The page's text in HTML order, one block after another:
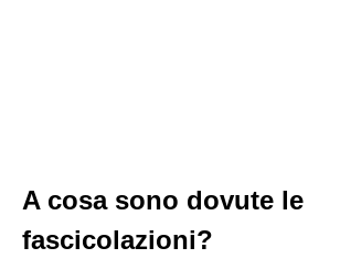
A cosa sono dovute le
fascicolazioni?